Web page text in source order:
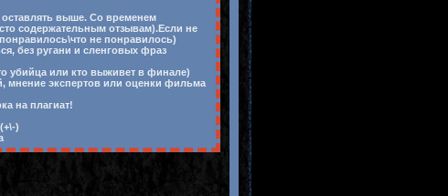
выше. Со временем
содержательным отзывам).Если не
не понравилось)
без ругани и сленговых фраз
убийца или кто выживет в финале)
мнение экспертов или оценки фильма
на плагиат!
)